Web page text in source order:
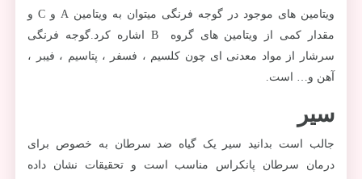
ویتامین های موجود در گوجه فرنگی میتوان به ویتامین A و C و
مقدار کمی از ویتامین های گروه B اشاره کرد.گوجه فرنگی
سرشار از مواد معدنی ای چون کلسیم ، فسفر ، پتاسیم ، فیبر ،
آهن و… است.
سیر
جالب است بدانید سیر یک گیاه ضد سرطان به خصوص برای
درمان سرطان پانکراس مناسب است و تحقیقات نشان داده